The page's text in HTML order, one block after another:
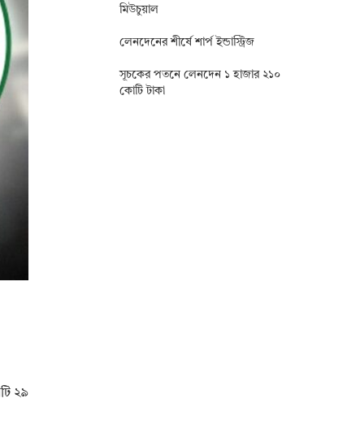
২৯
মিউচুয়াল
লেনদেনের শীর্ষে শার্প ইন্ডাস্ট্রিজ
সূচকের পতনে লেনদেন ১ হাজার ২১০
কোটি টাকা